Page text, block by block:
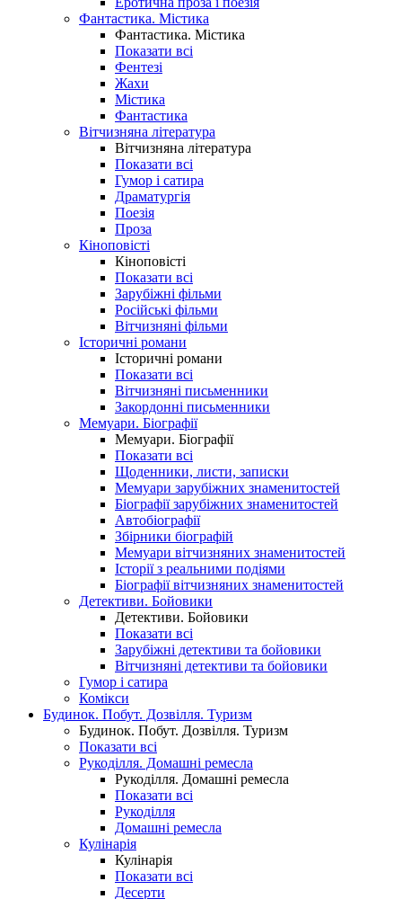
Фантастика. Містика
Фантастика. Містика
Показати всі
Фентезі
Жахи
Містика
Фантастика
Вітчизняна література
Вітчизняна література
Показати всі
Гумор і сатира
Драматургія
Поезія
Проза
Кіноповісті
Кіноповісті
Показати всі
Зарубіжні фільми
Російські фільми
Вітчизняні фільми
Історичні романи
Історичні романи
Показати всі
Вітчизняні письменники
Закордонні письменники
Мемуари. Біографії
Мемуари. Біографії
Показати всі
Щоденники, листи, записки
Мемуари зарубіжних знаменитостей
Біографії зарубіжних знаменитостей
Автобіографії
Збірники біографій
Мемуари вітчизняних знаменитостей
Історії з реальними подіями
Біографії вітчизняних знаменитостей
Детективи. Бойовики
Детективи. Бойовики
Показати всі
Зарубіжні детективи та бойовики
Вітчизняні детективи та бойовики
Гумор і сатира
Комікси
Будинок. Побут. Дозвілля. Туризм
Будинок. Побут. Дозвілля. Туризм
Показати всі
Рукоділля. Домашні ремесла
Рукоділля. Домашні ремесла
Показати всі
Рукоділля
Домашні ремесла
Кулінарія
Кулінарія
Показати всі
Десерти